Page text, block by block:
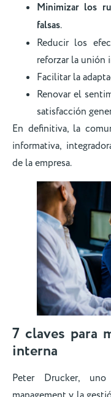
Minimizar los
falsas.
Reducir los
reforzar la unión
Facilitar la
Renovar el
satisfacción
En definitiva, la
informativa,
de la empresa.
7 claves para
interna
Peter Drucker,